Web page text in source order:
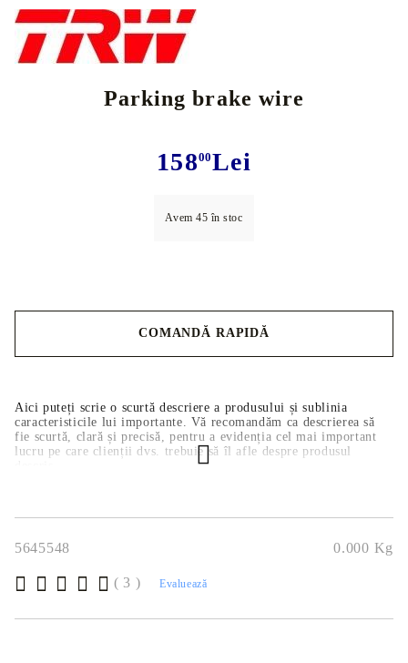
Parking brake wire
15800Lei
Avem45 în stoc
Aici puteți scrie o scurtă descriere a produsului și sublinia
caracteristicile lui importante. Vă recomandăm ca descrierea să
fie scurtă, clară și precisă, pentru a evidenția cel mai important
lucru pe care clienții dvs. trebuie să îl afle despre produsul
COMANDĂ RAPIDĂ
5645548 0.000 Kg
( 3 ) Evaluează